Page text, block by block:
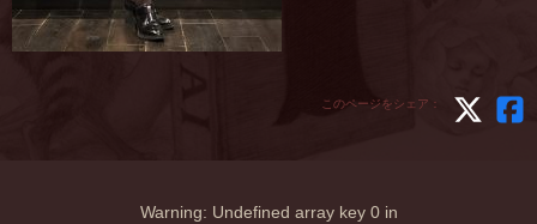
このページをシェア：
Warning: Undefined array key 0 in